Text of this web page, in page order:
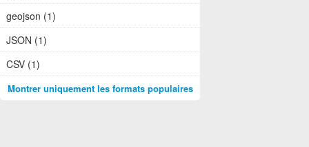
geojson (1)
JSON (1)
CSV (1)
Montrer uniquement les formats populaires